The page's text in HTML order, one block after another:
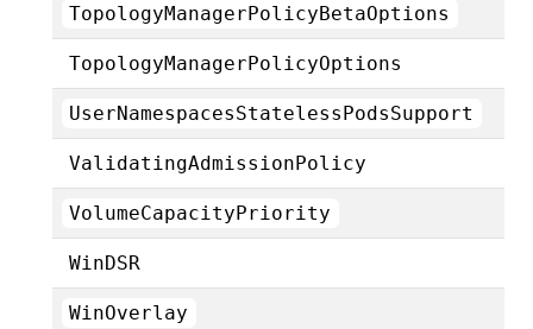
TopologyManagerPolicyBetaOptions
TopologyManagerPolicyOptions
UserNamespacesStatelessPodsSupport
ValidatingAdmissionPolicy
VolumeCapacityPriority
WinDSR
WinOverlay